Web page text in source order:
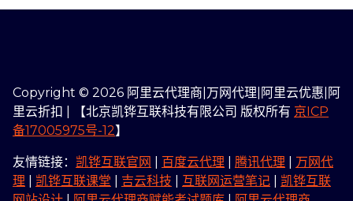
Copyright © 2026 阿里云代理商|万网代理|阿里云优惠|阿
里云折扣 | 【北京凯铧互联科技有限公司 版权所有 京ICP
备17005975号-12】
友情链接： 凯铧互联官网 百度云代理 腾讯代理
万网代
理
凯铧互联课堂 吉云科技 互联网运营笔记
凯铧互联